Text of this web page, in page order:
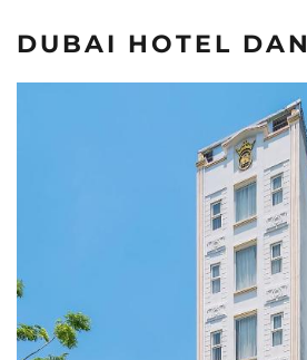
DUBAI HOTEL